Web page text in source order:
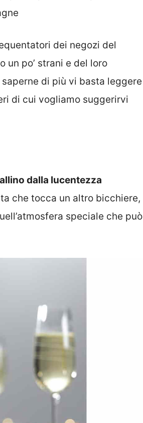
dei negozi del
un po’ strani e del loro
di più vi basta leggere
di cui vogliamo suggerirvi
dalla lucentezza
che tocca un altro bicchiere,
speciale che può